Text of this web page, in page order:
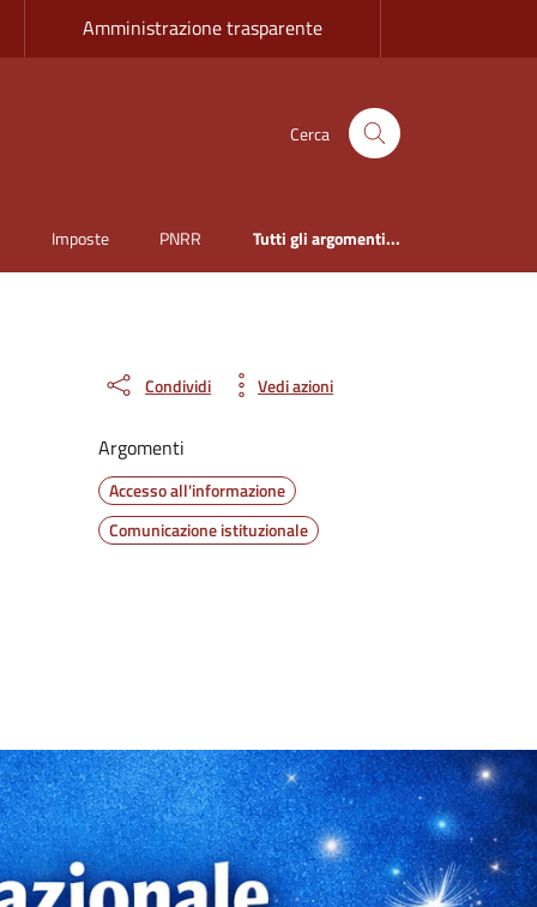
Amministrazione trasparente
Cerca
Imposte PNRR Tutti gli argomenti...
Condividi Vedi azioni
Argomenti
Accesso all'informazione
Comunicazione istituzionale